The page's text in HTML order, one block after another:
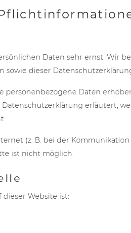
Daten sehr ernst. Wir
dieser
Daten
erläutert,
(z. B. bei der
ist nicht möglich.
Website ist: